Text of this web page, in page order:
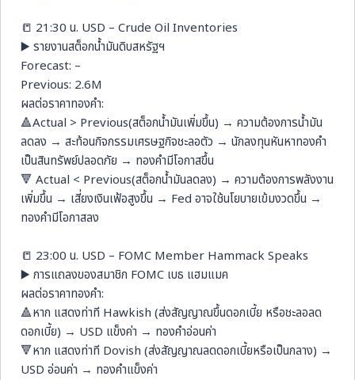
📒 21:30 น. USD – Crude Oil Inventories
▶️ รายงานสต็อกน้ำมันดิบสหรัฐฯ
Forecast: –
Previous: 2.6M
ผลต่อราคาทองคำ:
🔺Actual > Previous(สต็อกน้ำมันเพิ่มขึ้น) → ความต้องการน้ำมัน
ลดลง → สะท้อนกิจกรรมเศรษฐกิจชะลอตัว → นักลงทุนหันหาทองคำ
เป็นสินทรัพย์ปลอดภัย → ทองคำมีโอกาสขึ้น
🔻 Actual < Previous(สต็อกน้ำมันลดลง) → ความต้องการพลังงาน
เพิ่มขึ้น → เสี่ยงเงินเฟ้อสูงขึ้น → Fed อาจใช้นโยบายเข้มงวดขึ้น →
ทองคำมีโอกาสลง
📒 23:00 น. USD – FOMC Member Hammack Speaks
▶️ การแถลงของสมาชิก FOMC เบธ แฮมแมค
ผลต่อราคาทองคำ:
🔺หาก แสดงท่าที Hawkish (ส่งสัญญาณขึ้นดอกเบี้ย หรือชะลอลด
ดอกเบี้ย) → USD แข็งค่า → ทองคำอ่อนค่า
🔻หาก แสดงท่าที Dovish (ส่งสัญญาณลดดอกเบี้ยหรือเป็นกลาง) →
USD อ่อนค่า → ทองคำแข็งค่า